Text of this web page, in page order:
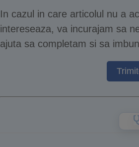
In cazul in care articolul nu a
intereseaza, va incurajam sa
ajuta sa completam si sa